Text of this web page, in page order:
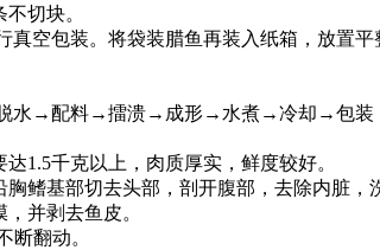
切块。
空包装。将袋装腊鱼再装入纸箱，放置平
水 →配料→擂溃→ 成形→ 水煮→冷却 →包装
达1.5千克以上，肉质厚实，鲜度较好。
鳍基部切去头部，剖开腹部，去除内脏，
并剥去鱼皮。
断翻动。